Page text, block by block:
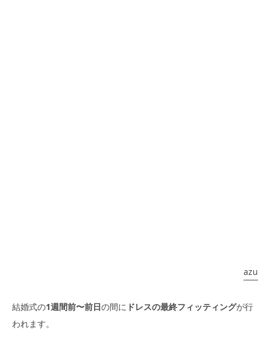
azu
結婚式の1週間前〜前日の間に ドレスの最終フィッティングが行
われます。